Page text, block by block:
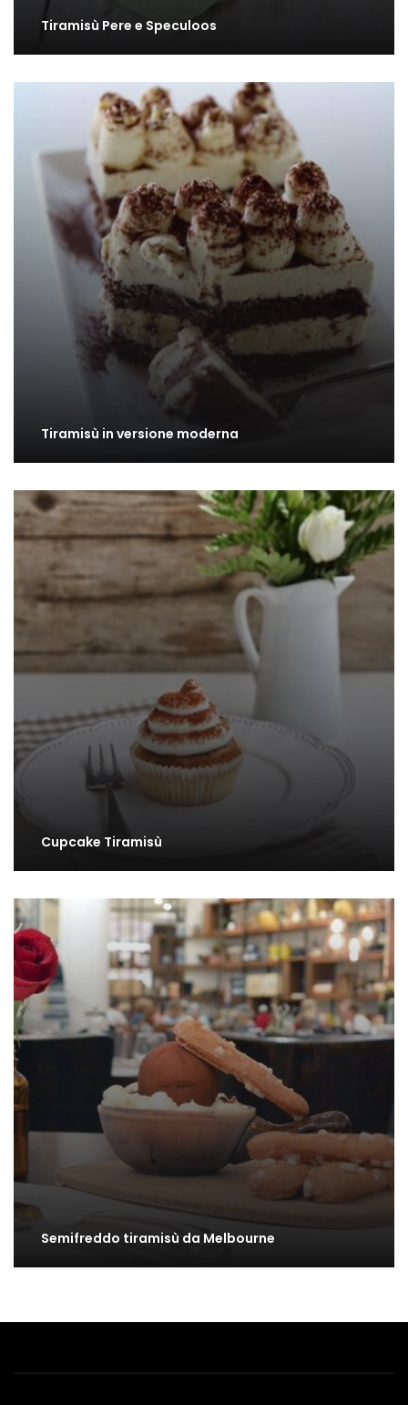
Tiramisù Pere e Speculoos
Tiramisù in versione moderna
Cupcake Tiramisù
Semifreddo tiramisù da Melbourne